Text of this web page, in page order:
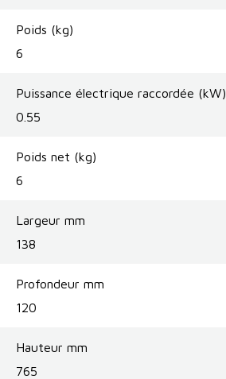
Poids (kg)
6
Puissance électrique raccordée (kW)
0.55
Poids net (kg)
6
Largeur mm
138
Profondeur mm
120
Hauteur mm
765